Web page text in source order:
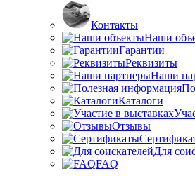
Контакты
Наши
Гарантии
Реквизиты
Наши
Каталоги
Отзывы
Для
FAQ